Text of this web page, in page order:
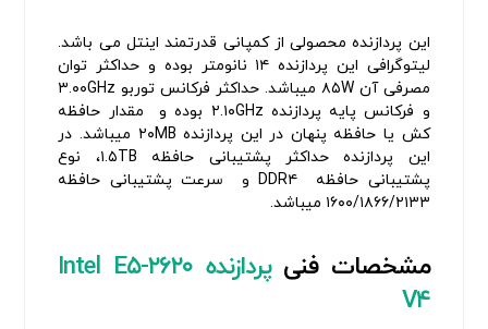
این پردازنده محصولی از کمپانی قدرتمند اینتل می باشد.
لیتوگرافی این پردازنده ۱۴ نانومتر بوده و حداکثر توان
مصرفی آن ۸۵W میباشد. حداکثر فرکانس توربو ۳.۰۰GHz
و فرکانس پایه پردازنده ۲.۱۰GHz بوده و مقدار حافظه
کش یا حافظه پنهان در این پردازنده ۲۰MB میباشد. در
این پردازنده حداکثر پشتیبانی حافظه ۱.۵TB، نوع
پشتیبانی حافظه DDR۴ و سرعت پشتیبانی حافظه
۱۶۰۰/۱۸۶۶/۲۱۳۳ میباشد.
مشخصات فنی
پردازنده Intel E۵-۲۶۲۰
V۴